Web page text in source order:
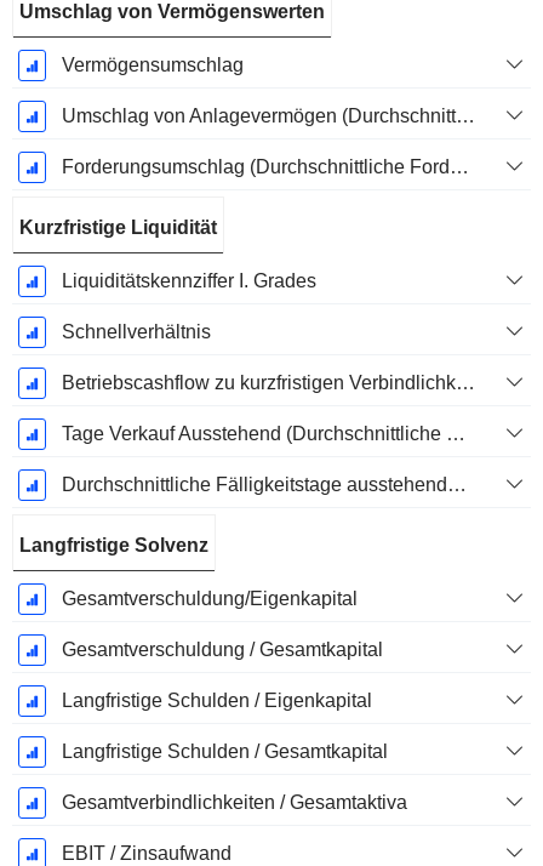
Umschlag von Vermögenswerten
Vermögensumschlag
Umschlag von Anlagevermögen (Durchschnittliches Anlagevermögen)
Forderungsumschlag (Durchschnittliche Forderungen)
Kurzfristige Liquidität
Liquiditätskennziffer I. Grades
Schnellverhältnis
Betriebscashflow zu kurzfristigen Verbindlichkeiten
Tage Verkauf Ausstehend (Durchschnittliche Forderungen)
Durchschnittliche Fälligkeitstage ausstehender Zahlungen
Langfristige Solvenz
Gesamtverschuldung/Eigenkapital
Gesamtverschuldung / Gesamtkapital
Langfristige Schulden / Eigenkapital
Langfristige Schulden / Gesamtkapital
Gesamtverbindlichkeiten / Gesamtaktiva
EBIT / Zinsaufwand